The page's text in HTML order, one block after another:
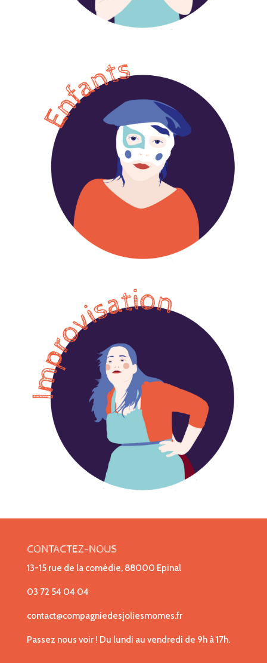
CONTACTEZ-NOUS
13-15 rue de la comédie, 88000 Epinal
03 72 54 04 04
contact@compagniedesjoliesmomes.fr
Passez nous voir ! Du lundi au vendredi de 9h à 17h.